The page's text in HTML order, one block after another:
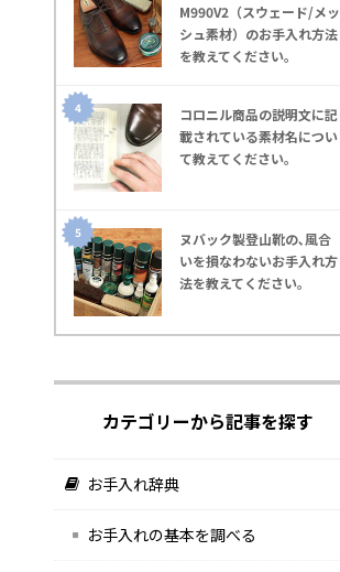
M990V2（スウェード/メッ
シュ素材）のお手入れ方法
を教えてください｡
コロニル商品の説明文に記
載されている素材名につい
て教えてください｡
ヌバック製登山靴の､風合
いを損なわないお手入れ方
法を教えてください｡
カテゴリーから記事を探す
お手入れ辞典
お手入れの基本を調べる